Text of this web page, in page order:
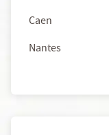
Caen
Nantes